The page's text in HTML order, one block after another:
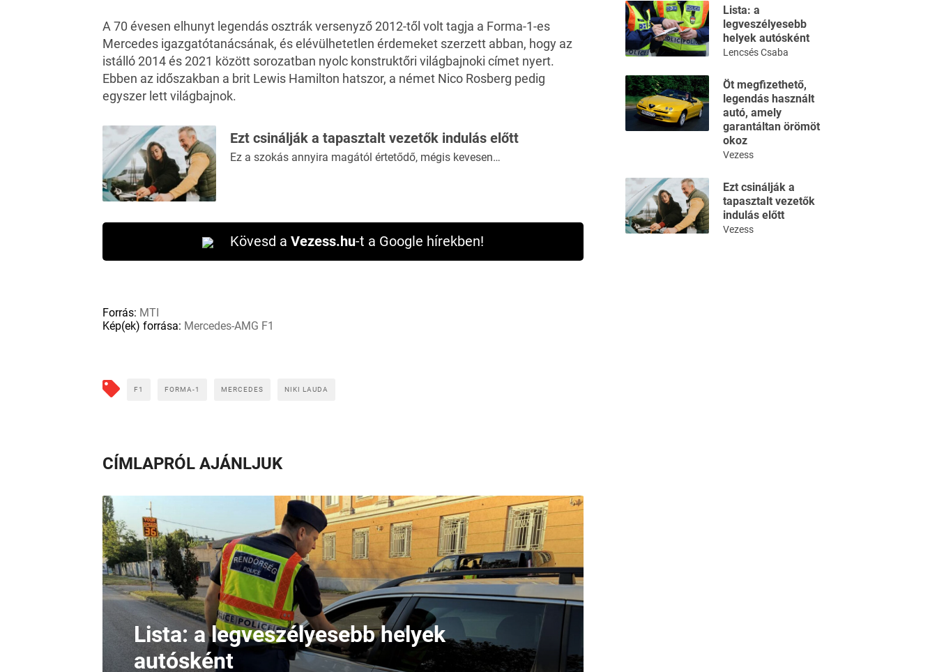
A 70 évesen elhunyt legendás osztrák versenyző 2012-től volt tagja a Forma-1-es
Mercedes igazgatótanácsának, és elévülhetetlen érdemeket szerzett abban, hogy az
istálló 2014 és 2021 között sorozatban nyolc konstruktőri világbajnoki címet nyert.
Ebben az időszakban a brit Lewis Hamilton hatszor, a német Nico Rosberg pedig
egyszer lett világbajnok.
Ezt csinálják a tapasztalt vezetők indulás előtt
Ez a szokás annyira magától értetődő, mégis kevesen…
Kövesd a Vezess.hu-t a Google hírekben!
Forrás: MTI
Kép(ek) forrása: Mercedes-AMG F1
F1 FORMA-1 MERCEDES NIKI LAUDA
CÍMLAPRÓL AJÁNLJUK
Lista: a legveszélyesebb helyek
autósként
Lista: a
legveszélyesebb
helyek autósként
Lencsés Csaba
Öt megfizethető,
legendás használt
autó, amely
garantáltan örömöt
okoz
Vezess
Ezt csinálják a
tapasztalt vezetők
indulás előtt
Vezess